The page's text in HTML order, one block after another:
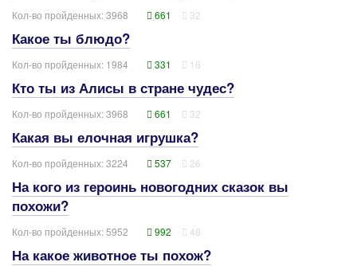
Кол-во пройденных: 3968 661 32
Какое ты блюдо?
Кол-во пройденных: 1984 331 16
Кто ты из Алисы в стране чудес?
Кол-во пройденных: 3968 661 32
Какая вы елочная игрушка?
Кол-во пройденных: 3224 537 26
На кого из героинь новогодних сказок вы
похожи?
Кол-во пройденных: 5952 992 48
На какое животное ты похож?